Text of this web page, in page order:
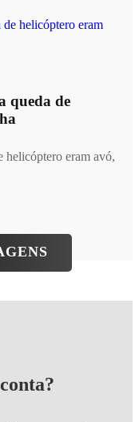
queda de
helicóptero eram avó,